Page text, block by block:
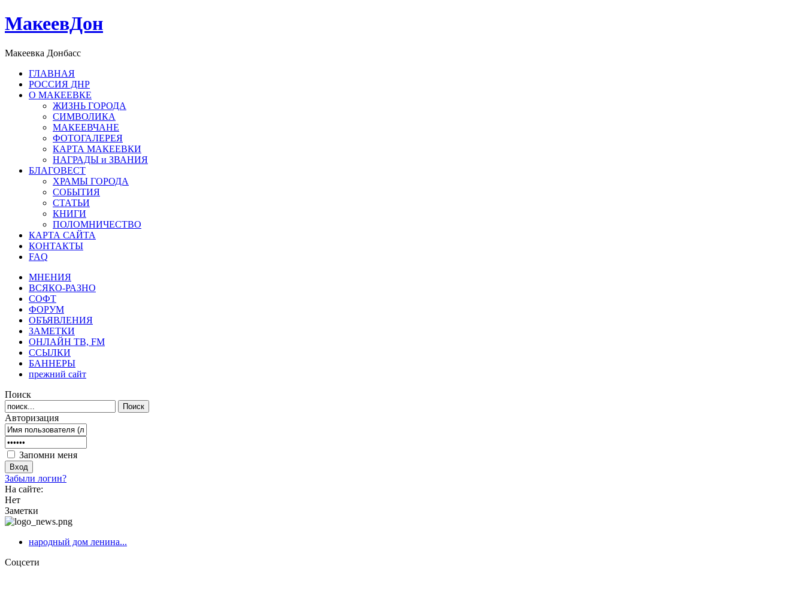
МакеевДон
Макеевка Донбасс
ГЛАВНАЯ
РОССИЯ ДНР
О МАКЕЕВКЕ
ЖИЗНЬ ГОРОДА
СИМВОЛИКА
МАКЕЕВЧАНЕ
ФОТОГАЛЕРЕЯ
КАРТА МАКЕЕВКИ
НАГРАДЫ и ЗВАНИЯ
БЛАГОВЕСТ
ХРАМЫ ГОРОДА
СОБЫТИЯ
СТАТЬИ
КНИГИ
ПОЛОМНИЧЕСТВО
КАРТА САЙТА
КОНТАКТЫ
FAQ
МНЕНИЯ
ВСЯКО-РАЗНО
СОФТ
ФОРУМ
ОБЪЯВЛЕНИЯ
ЗАМЕТКИ
ОНЛАЙН ТВ, FM
ССЫЛКИ
БАННЕРЫ
прежний сайт
Поиск
Авторизация
Запомни меня
Забыли логин?
На сайте:
Нет
Заметки
народный дом ленина...
Соцсети